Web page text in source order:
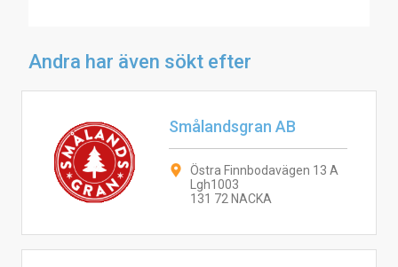
Andra har även sökt efter
Smålandsgran AB
Östra Finnbodavägen 13 A
Lgh1003
131 72 NACKA